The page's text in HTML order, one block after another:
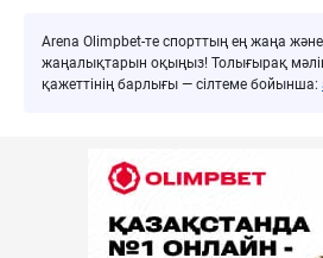
Arena Olimpbet-те спорттың ең жаңа
жаңалықтарын оқыңыз! Толығырақ
қажеттінің барлығы — сілтеме бойынша: